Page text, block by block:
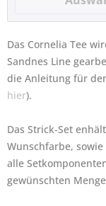
Das Cornelia Tee
Sandnes Line
die Anleitung für
hier).
Das Strick-Set
Wunschfarbe,
alle
gewünschten